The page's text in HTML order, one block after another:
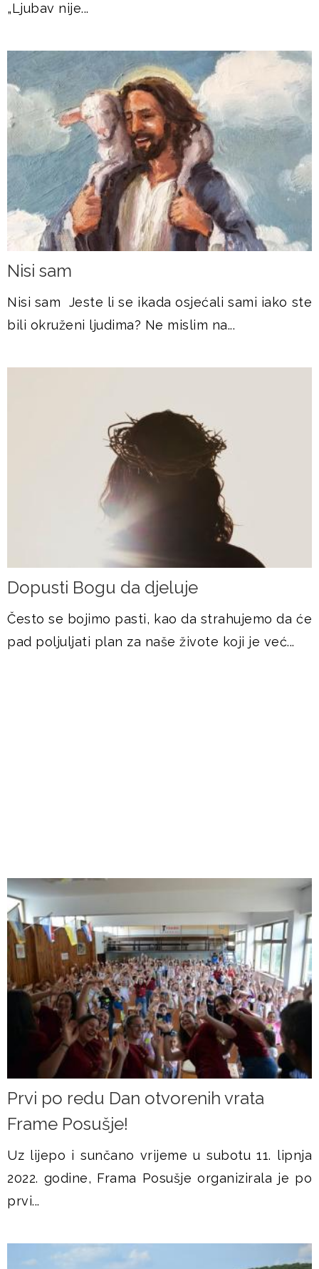
„Ljubav nije...
Nisi sam
Nisi sam Jeste li se ikada osjećali sami iako ste
bili okruženi ljudima? Ne mislim na...
Dopusti Bogu da djeluje
Često se bojimo pasti, kao da strahujemo da će
pad poljuljati plan za naše živote koji je već...
Prvi po redu Dan otvorenih vrata
Frame Posušje!
Uz lijepo i sunčano vrijeme u subotu 11. lipnja
2022. godine, Frama Posušje organizirala je po
prvi...